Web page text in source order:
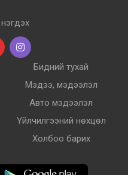
Бидний тухай
Мэдээ, мэдээлэл
Авто мэдээлэл
Үйлчилгээний нөхцөл
Холбоо барих